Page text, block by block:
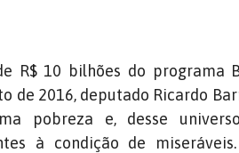
R$ 10 bilhões do programa
de 2016, deputado Ricardo
pobreza e, desse
à condição de